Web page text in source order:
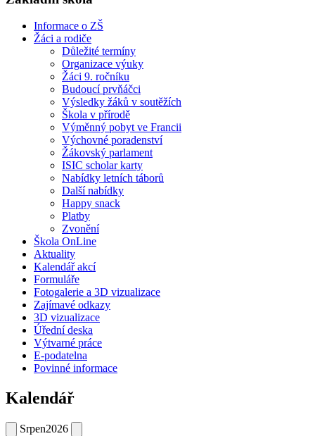
Informace o ZŠ
Žáci a rodiče
Důležité termíny
Organizace výuky
Žáci 9. ročníku
Budoucí prvňáčci
Výsledky žáků v soutěžích
Škola v přírodě
Výměnný pobyt ve Francii
Výchovné poradenství
Žákovský parlament
ISIC scholar karty
Nabídky letních táborů
Další nabídky
Happy snack
Platby
Zvonění
Škola OnLine
Aktuality
Kalendář akcí
Formuláře
Fotogalerie a 3D vizualizace
Zajímavé odkazy
3D vizualizace
Úřední deska
Výtvarné práce
E-podatelna
Povinné informace
Kalendář
Srpen2026